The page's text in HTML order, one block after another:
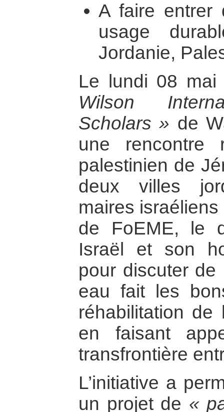
A faire
usage
Jordanie,
Le lundi 08
Wilson
Scholars » de
une rencontre
palestinien de
deux villes
maires
de FoEME, le
Israël et son
pour discuter de
eau fait les
réhabilitation
en faisant
transfrontière
L’initiative a
un projet de «